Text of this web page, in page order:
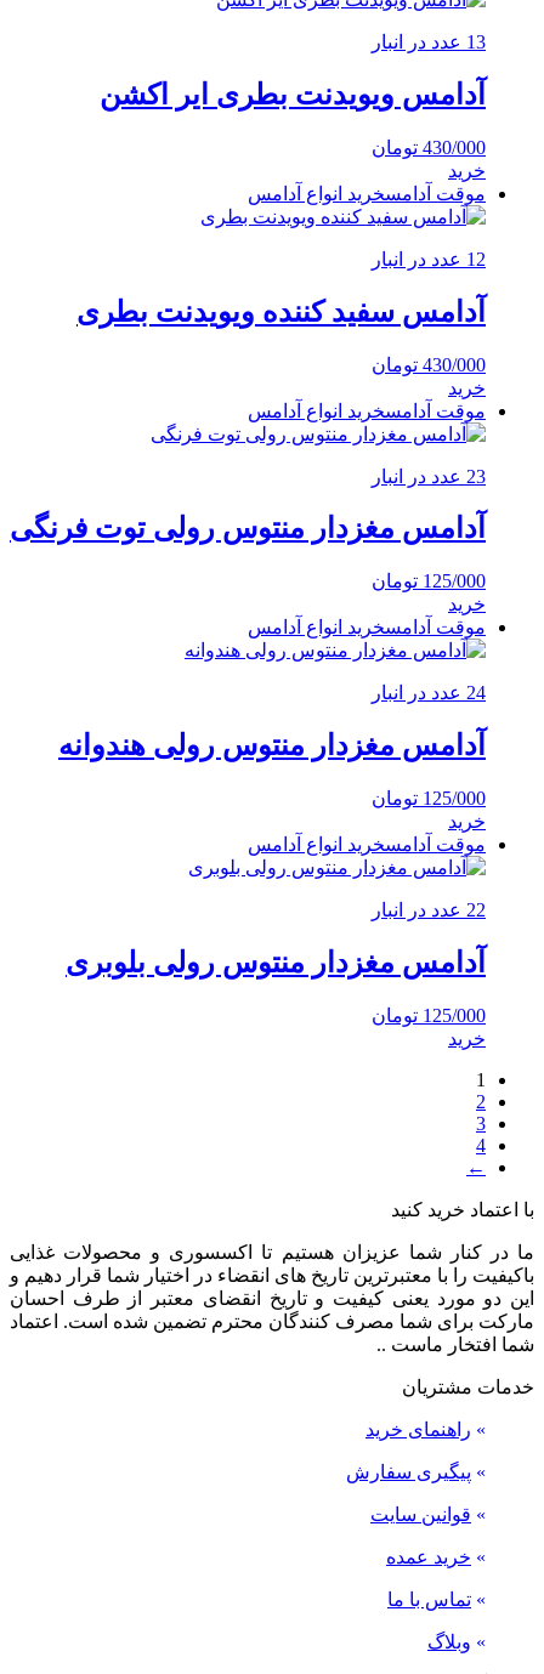
13 عدد در انبار
آدامس ویویدنت بطری ایر اکشن
430/000 تومان
خرید
موقت آدامسخرید انواع آدامس
12 عدد در انبار
آدامس سفید کننده ویویدنت بطری
430/000 تومان
خرید
موقت آدامسخرید انواع آدامس
23 عدد در انبار
آدامس مغزدار منتوس رولی توت فرنگی
125/000 تومان
خرید
موقت آدامسخرید انواع آدامس
24 عدد در انبار
آدامس مغزدار منتوس رولی هندوانه
125/000 تومان
خرید
موقت آدامسخرید انواع آدامس
22 عدد در انبار
آدامس مغزدار منتوس رولی بلوبری
125/000 تومان
خرید
1
2
3
4
←
با اعتماد خرید کنید
ما در کنار شما عزیزان هستیم تا اکسسوری و محصولات غذایی
باکیفیت را با معتبرترین تاریخ های انقضاء در اختیار شما قرار دهیم و
این دو مورد یعنی کیفیت و تاریخ انقضای معتبر از طرف احسان
مارکت برای شما مصرف کنندگان محترم تضمین شده است. اعتماد
شما افتخار ماست ..
خدمات مشتریان
» راهنمای خرید
» پیگیری سفارش
» قوانین سایت
» خرید عمده
» تماس با ما
» وبلاگ